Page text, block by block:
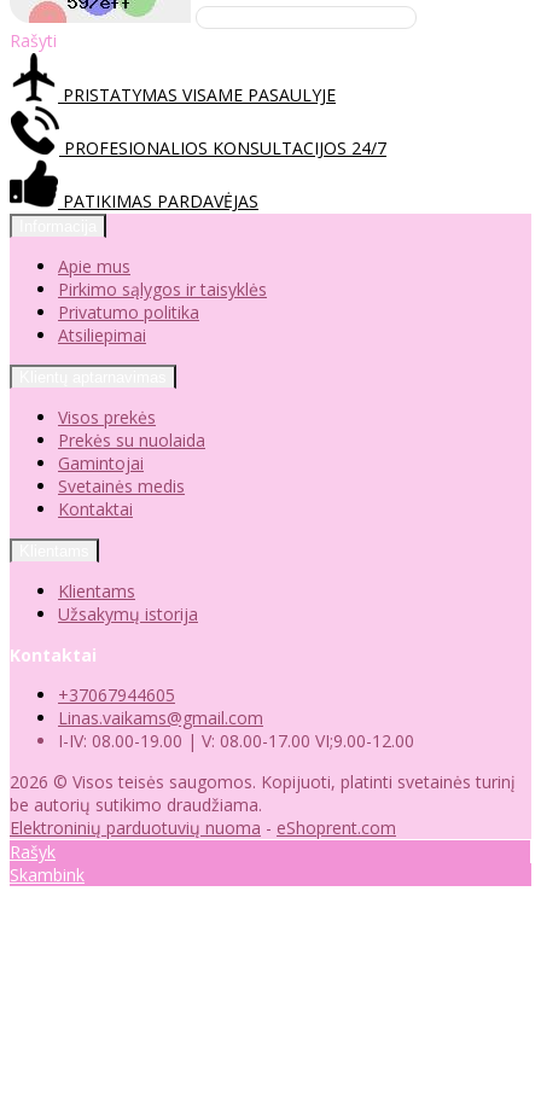
Rašyti
PRISTATYMAS VISAME PASAULYJE
PROFESIONALIOS KONSULTACIJOS 24/7
PATIKIMAS PARDAVĖJAS
Apie mus
Pirkimo sąlygos ir taisyklės
Privatumo politika
Atsiliepimai
Visos prekės
Prekės su nuolaida
Gamintojai
Svetainės medis
Kontaktai
Klientams
Užsakymų istorija
Kontaktai
+37067944605
Linas.vaikams@gmail.com
I-IV: 08.00-19.00 | V: 08.00-17.00 VI;9.00-12.00
2026 © Visos teisės saugomos. Kopijuoti, platinti svetainės turinį
be autorių sutikimo draudžiama.
Elektroninių parduotuvių nuoma - eShoprent.com
Rašyk
Skambink